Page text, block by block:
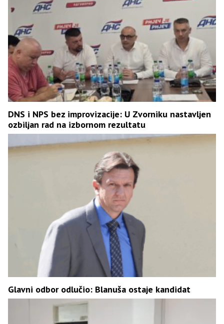
DNS i NPS bez improvizacije: U Zvorniku nastavljen
ozbiljan rad na izbornom rezultatu
Glavni odbor odlučio: Blanuša ostaje kandidat